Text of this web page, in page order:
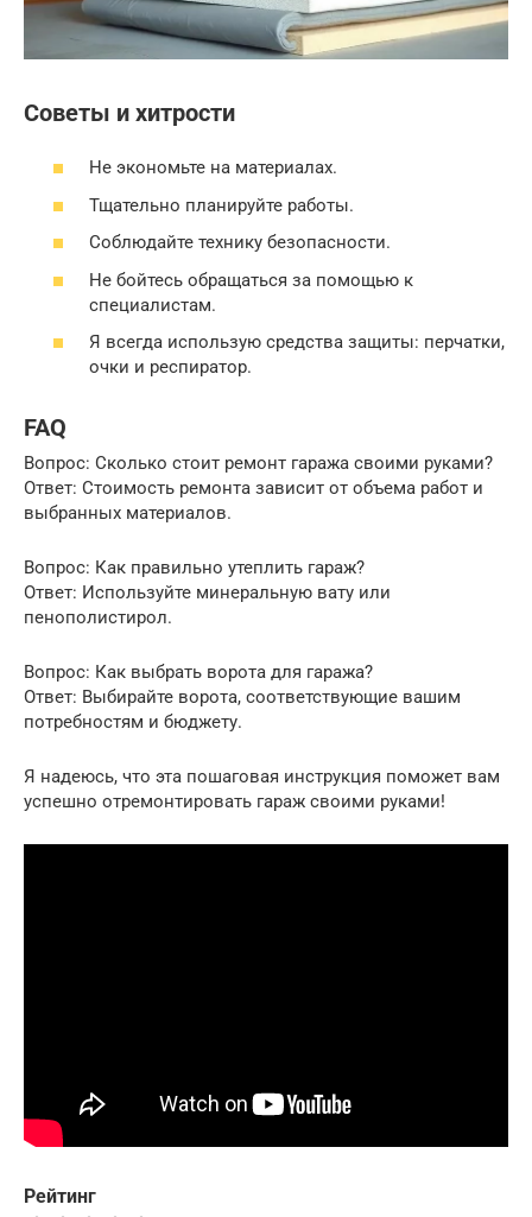
Советы и хитрости
Не экономьте на материалах.
Тщательно планируйте работы.
Соблюдайте технику безопасности.
Не бойтесь обращаться за помощью к
специалистам.
Я всегда использую средства защиты: перчатки,
очки и респиратор.
FAQ
Вопрос: Сколько стоит ремонт гаража своими руками?
Ответ: Стоимость ремонта зависит от объема работ и
выбранных материалов.
Вопрос: Как правильно утеплить гараж?
Ответ: Используйте минеральную вату или
пенополистирол.
Вопрос: Как выбрать ворота для гаража?
Ответ: Выбирайте ворота, соответствующие вашим
потребностям и бюджету.
Я надеюсь, что эта пошаговая инструкция поможет вам
успешно отремонтировать гараж своими руками!
Рейтинг